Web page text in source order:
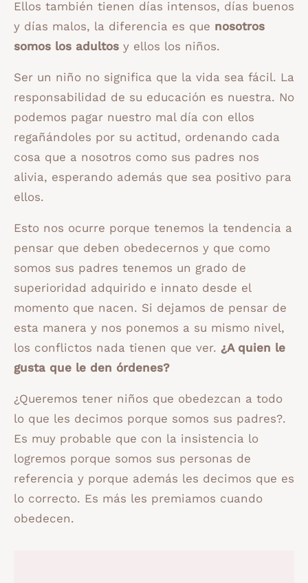
Ellos también tienen días intensos, días buenos
y días malos, la diferencia es que nosotros
somos los adultos y ellos los niños.
Ser un niño no significa que la vida sea fácil. La
responsabilidad de su educación es nuestra. No
podemos pagar nuestro mal día con ellos
regañándoles por su actitud, ordenando cada
cosa que a nosotros como sus padres nos
alivia, esperando además que sea positivo para
ellos.
Esto nos ocurre porque tenemos la tendencia a
pensar que deben obedecernos y que como
somos sus padres tenemos un grado de
superioridad adquirido e innato desde el
momento que nacen. Si dejamos de pensar de
esta manera y nos ponemos a su mismo nivel,
los conflictos nada tienen que ver. ¿A quien le
gusta que le den órdenes?
¿Queremos tener niños que obedezcan a todo
lo que les decimos porque somos sus padres?.
Es muy probable que con la insistencia lo
logremos porque somos sus personas de
referencia y porque además les decimos que es
lo correcto. Es más les premiamos cuando
obedecen.